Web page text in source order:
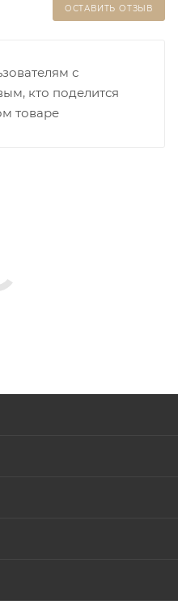
ОСТАВИТЬ ОТЗЫВ
с
кто поделится
товаре